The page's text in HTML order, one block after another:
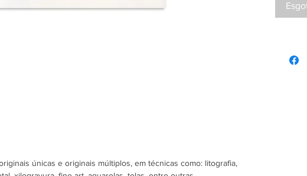
únicas e originais múltiplos, em técnicas como: litografia,